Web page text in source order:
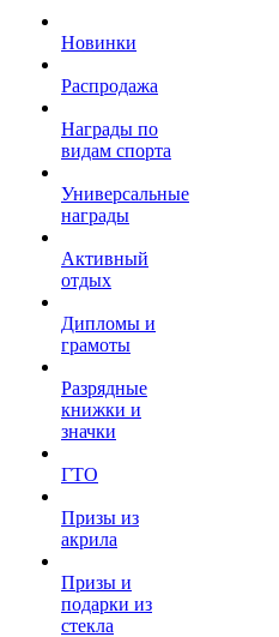
Новинки
Распродажа
Награды по
видам спорта
Универсальные
награды
Активный
отдых
Дипломы и
грамоты
Разрядные
книжки и
значки
ГТО
Призы из
акрила
Призы и
подарки из
стекла